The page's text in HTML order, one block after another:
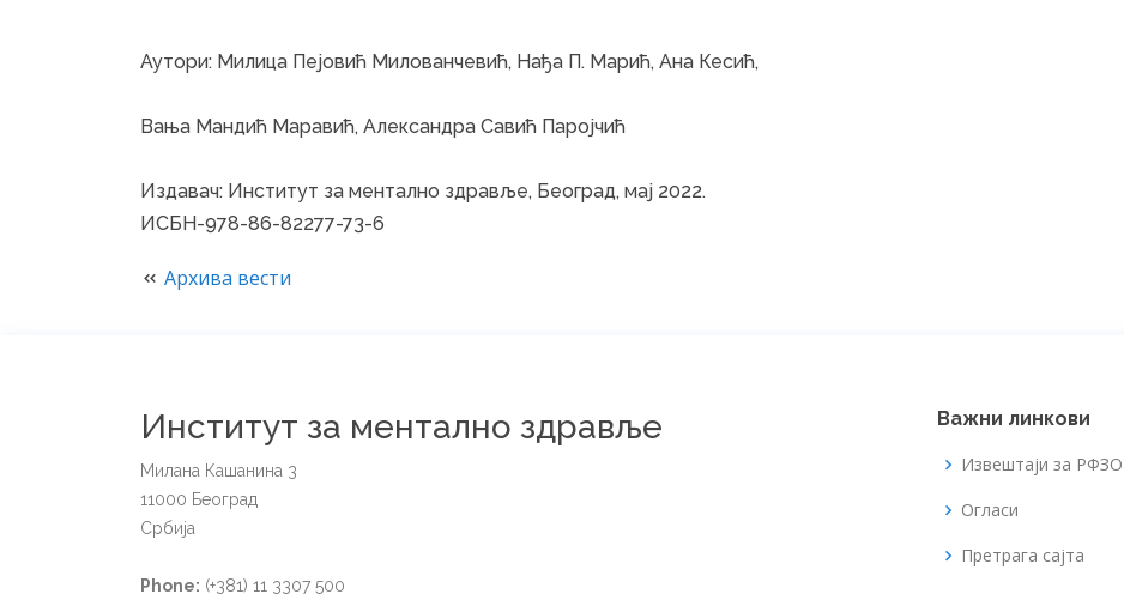
Аутори: Милица Пејовић Милованчевић, Нађа П. Марић, Ана Кесић,
Вања Мандић Маравић, Александра Савић Паројчић
Издавач: Институт за ментално здравље, Београд, мај 2022.
ИСБН-978-86-82277-73-6
Архива вести
Институт за ментално здравље
Милана Кашанина 3
11000 Београд
Србија
Phone: (+381) 11 3307 500
Важни линкови
Извештаји за РФЗО
Огласи
Претрага сајта